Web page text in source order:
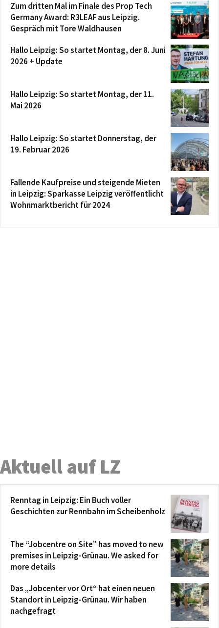
Zum dritten Mal im Finale des Prop Tech
Germany Award: R3LEAF aus Leipzig.
Gespräch mit Tore Waldhausen
Hallo Leipzig: So startet Montag, der 8. Juni
2026 + Update
Hallo Leipzig: So startet Montag, der 11.
Mai 2026
Hallo Leipzig: So startet Donnerstag, der
19. Februar 2026
Fallende Kaufpreise und steigende Mieten
in Leipzig: Sparkasse Leipzig veröffentlicht
Wohnmarktbericht für 2024
Aktuell auf LZ
Renntag in Leipzig: Ein Buch voller
Geschichten zur Rennbahn im Scheibenholz
The “Jobcentre on Site” has moved to new
premises in Leipzig-Grünau. We asked for
more details
Das „Jobcenter vor Ort“ hat einen neuen
Standort in Leipzig-Grünau. Wir haben
nachgefragt